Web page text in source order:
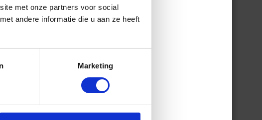
met onze partners voor social
andere informatie die u aan ze heeft
Marketing